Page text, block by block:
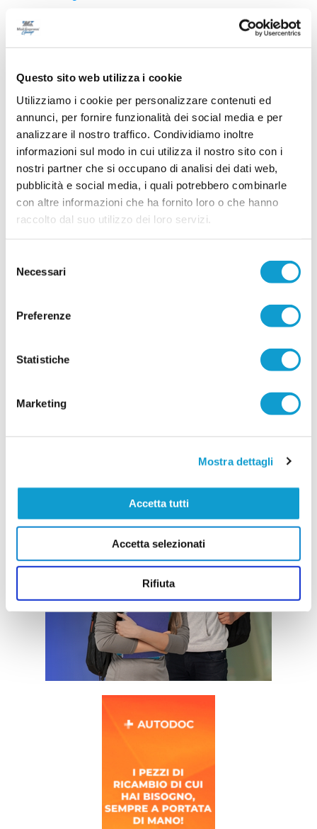
Questo sito web utilizza i cookie
Utilizziamo i cookie per personalizzare contenuti ed
annunci, per fornire funzionalità dei social media e per
analizzare il nostro traffico. Condividiamo inoltre
informazioni sul modo in cui utilizza il nostro sito con i
nostri partner che si occupano di analisi dei dati web,
pubblicità e social media, i quali potrebbero combinarle
con altre informazioni che ha fornito loro o che hanno
raccolto dal suo utilizzo dei loro servizi.
delNecessari
Preferenze
Statistiche
Marketing
Mostra dettagli
Accetta tutti
Accetta selezionati
Rifiuta
tutte le Marche
23/07/2026 -MERCATO DILETTANTI MARCHE. Raffica
23/07/2026 -ECCELLENZA e PROMOZIONE. Ufficiali gli
22/07/2026 - MERCATO NO STOP. Raffica dalla Serie D
alla Seconda Categoria
22/07/2026 -ECCELLENZA e PROMOZIONE. Iscrizioni
ok: si allontanano i ripescaggi
21/07/2026 -MERCATO DILETTANTI. Gli ultimi affari da
tutte le Marche
Archivio Completo Slider